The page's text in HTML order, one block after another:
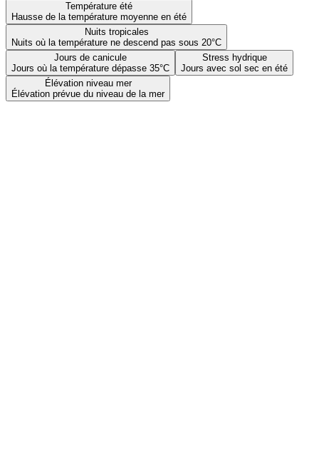
Température été
Hausse de la température moyenne en été
Nuits tropicales
Nuits où la température ne descend pas sous 20°C
Jours de canicule
Jours où la température dépasse 35°C
Stress hydrique
Jours avec sol sec en été
Élévation niveau mer
Élévation prévue du niveau de la mer